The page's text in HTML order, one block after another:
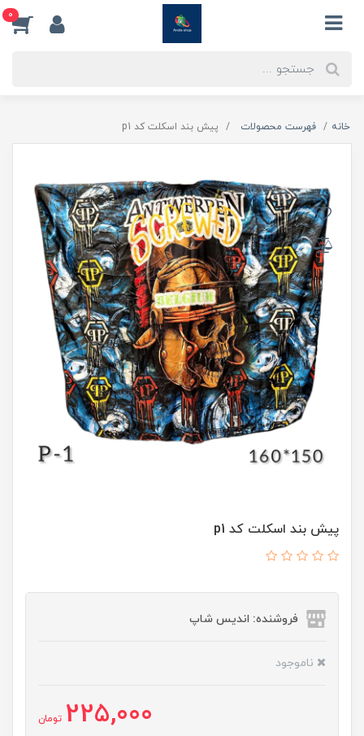
0
خانه فهرست محصولات پیش بند اسکلت کد p1
پیش بند اسکلت کد p1
فروشنده: اندیس شاپ
ناموجود
225,000 تومان